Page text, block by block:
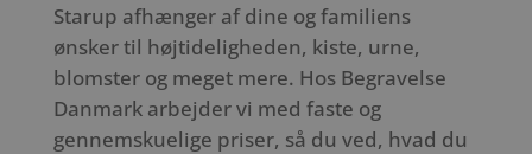
Starup afhænger af dine og familiens
ønsker til højtideligheden, kiste, urne,
blomster og meget mere. Hos Begravelse
Danmark arbejder vi med faste og
gennemskuelige priser, så du ved, hvad du